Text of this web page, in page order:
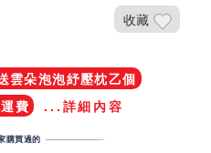
收藏
雲朵泡泡紓壓枕乙個
費
...詳細內容